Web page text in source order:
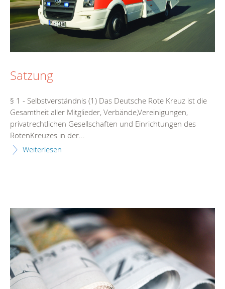
Satzung
§ 1 - Selbstverständnis (1) Das Deutsche Rote Kreuz ist die
Gesamtheit aller Mitglieder, Verbände,Vereinigungen,
privatrechtlichen Gesellschaften und Einrichtungen des
RotenKreuzes in der...
Weiterlesen